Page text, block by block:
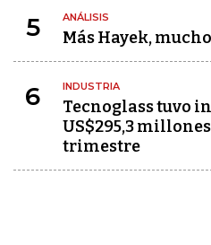
5 ANÁLISIS
Más Hayek,
6 INDUSTRIA
Tecnoglass tuvo
US$295,3
trimestre